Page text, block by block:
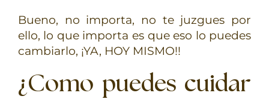
Bueno, no importa, no te juzgues por
ello, lo que importa es que eso lo puedes
cambiarlo, ¡YA, HOY MISMO!!
¿Como puedes cuidar